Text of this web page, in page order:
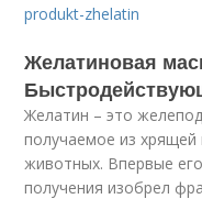
produkt-zhelatin
Желатиновая
Желатин – это
получаемое из хрящей
животных. Впервые
получения изобрел